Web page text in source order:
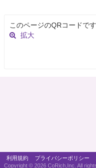
このページのQRコードです
拡大
利用規約 プライバシーポリシー
Copyright © 2026 CoRich,Inc. All